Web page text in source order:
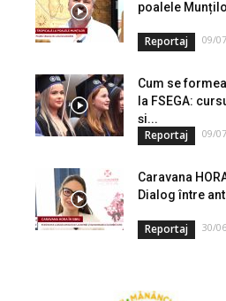
poalele
Reportaj 09/
Cum se
la FSEGA:
și...
Reportaj 09/
Caravana
Dialog între
Reportaj 30/